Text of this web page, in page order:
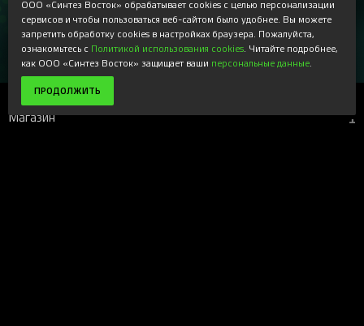
Регистрируясь, Вы соглашаетесь получать наши
информационные рассылки и специальные предложения,
доступные только для подписчиков. Ознакомьтесь с нашей
Политикой конфиденциальности
Магазин +
ООО «Синтез Восток» обрабатывает cookies с целью персонализации
сервисов и чтобы пользоваться веб-сайтом было удобнее. Вы можете
запретить обработку cookies в настройках браузера. Пожалуйста,
ознакомьтесь с Политикой использования cookies . Читайте подробнее,
как ООО «Синтез Восток» защищает ваши персональные данные
ПРОДОЛЖИТЬ